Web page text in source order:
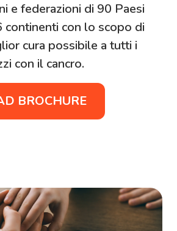
e federazioni di 90 Paesi
continenti con lo scopo di
cura possibile a tutti i
con il cancro.
BROCHURE